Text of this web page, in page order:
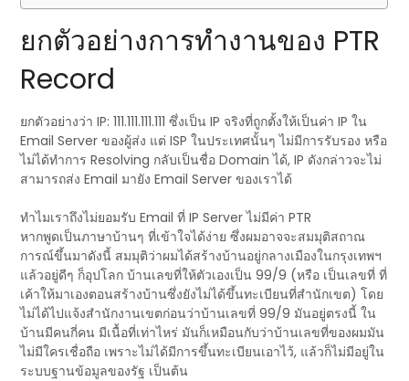
ยกตัวอย่างการทำงานของ PTR
Record
ยกตัวอย่างว่า IP: 111.111.111.111 ซึ่งเป็น IP จริงที่ถูกตั้งให้เป็นค่า IP ใน
Email Server ของผู้ส่ง แต่ ISP ในประเทศนั้นๆ ไม่มีการรับรอง หรือ
ไม่ได้ทำการ Resolving กลับเป็นชื่อ Domain ได้, IP ดังกล่าวจะไม่
สามารถส่ง Email มายัง Email Server ของเราได้
ทำไมเราถึงไม่ยอมรับ Email ที่ IP Server ไม่มีค่า PTR
หากพูดเป็นภาษาบ้านๆ ที่เข้าใจได้ง่าย ซึ่งผมอาจจะสมมุติสถาณ
การณ์ขึ้นมาดังนี้ สมมุติว่าผมได้สร้างบ้านอยู่กลางเมืองในกรุงเทพฯ
แล้วอยู่ดีๆ ก็อุปโลก บ้านเลขที่ให้ตัวเองเป็น 99/9 (หรือ เป็นเลขที่ ที่
เค้าให้มาเองตอนสร้างบ้านซึ่งยังไม่ได้ขึ้นทะเบียนที่สำนักเขต) โดย
ไม่ได้ไปแจ้งสำนักงานเขตก่อนว่าบ้านเลขที่ 99/9 มันอยู่ตรงนี้ ใน
บ้านมีคนกี่คน มีเนื้อที่เท่าไหร่ มันก็เหมือนกับว่าบ้านเลขที่ของผมมัน
ไม่มีใครเชื่อถือ เพราะไม่ได้มีการขึ้นทะเบียนเอาไว้, แล้วก็ไม่มีอยู่ใน
ระบบฐานข้อมูลของรัฐ เป็นต้น